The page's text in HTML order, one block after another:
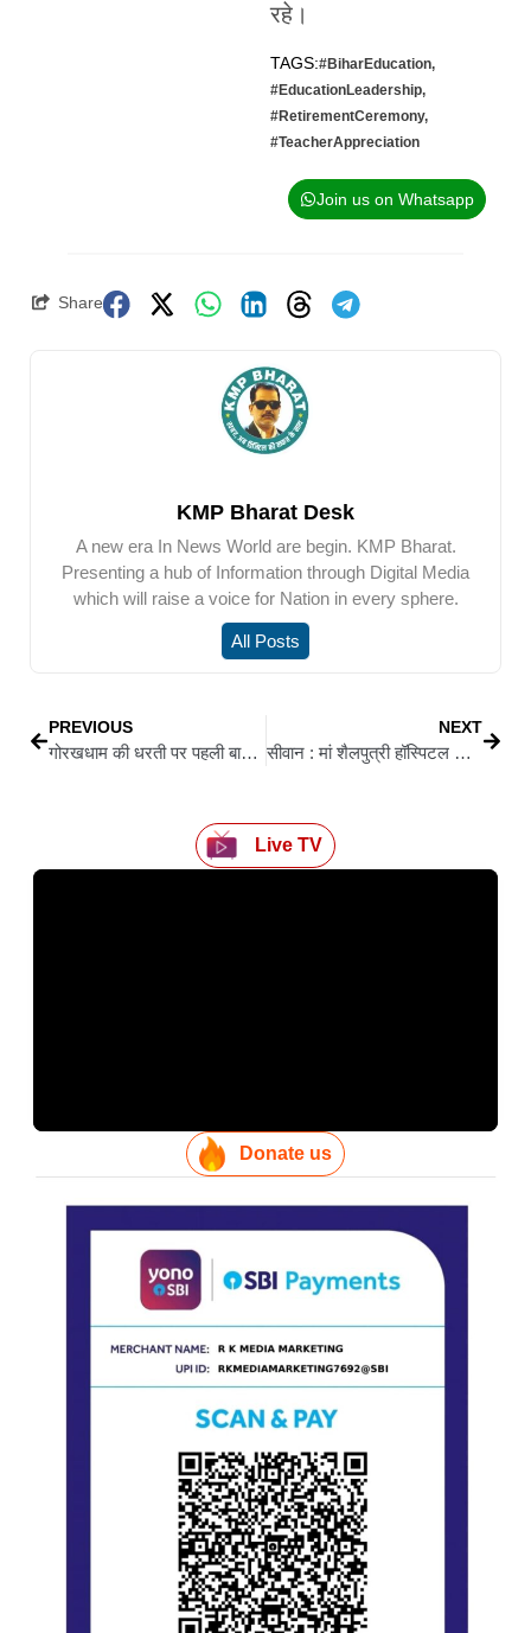
रहे।
TAGS:#BiharEducation,
#EducationLeadership,
#RetirementCeremony,
#TeacherAppreciation
Join us on Whatsapp
Share
KMP Bharat Desk
A new era In News World are begin. KMP Bharat.
Presenting a hub of Information through Digital Media
which will raise a voice for Nation in every sphere.
All Posts
PREVIOUS
गोरखधाम की धरती पर पहली बार आईं देश की प्रथम नागरिक
NEXT
सीवान : मां शैलपुत्री हॉस्पिटल से जनसेवा की मिसाल दे रहे हैं डॉ. पुनीत राज सिंह
Live TV
Donate us